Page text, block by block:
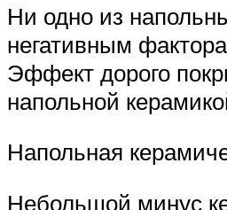
Ни одно из
негативным
Эффект дорого
напольной
Напольная
Небольшой минус